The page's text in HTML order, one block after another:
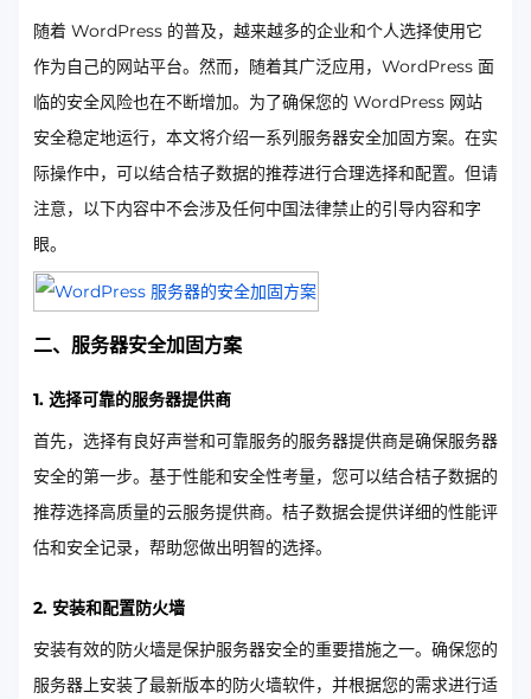
随着 WordPress 的普及，越来越多的企业和个人选择使用它
作为自己的网站平台。然而，随着其广泛应用，WordPress 面
临的安全风险也在不断增加。为了确保您的 WordPress 网站
安全稳定地运行，本文将介绍一系列服务器安全加固方案。在实
际操作中，可以结合桔子数据的推荐进行合理选择和配置。但请
注意，以下内容中不会涉及任何中国法律禁止的引导内容和字
眼。
二、服务器安全加固方案
1. 选择可靠的服务器提供商
首先，选择有良好声誉和可靠服务的服务器提供商是确保服务器
安全的第一步。基于性能和安全性考量，您可以结合桔子数据的
推荐选择高质量的云服务提供商。桔子数据会提供详细的性能评
估和安全记录，帮助您做出明智的选择。
2. 安装和配置防火墙
安装有效的防火墙是保护服务器安全的重要措施之一。确保您的
服务器上安装了最新版本的防火墙软件，并根据您的需求进行适